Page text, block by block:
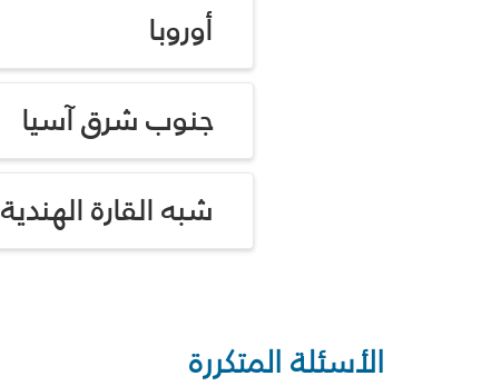
أوروبا
جنوب شرق آسيا
شبه القارة الهندية
الأسئلة المتكررة